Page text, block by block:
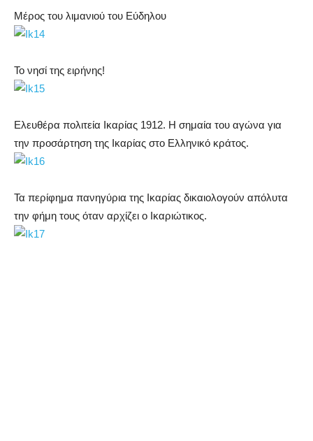
Μέρος του λιμανιού του Εύδηλου
Το νησί της ειρήνης!
Ελευθέρα πολιτεία Ικαρίας 1912. Η σημαία του αγώνα για
την προσάρτηση της Ικαρίας στο Ελληνικό κράτος.
Τα περίφημα πανηγύρια της Ικαρίας δικαιολογούν απόλυτα
την φήμη τους όταν αρχίζει ο Ικαριώτικος.